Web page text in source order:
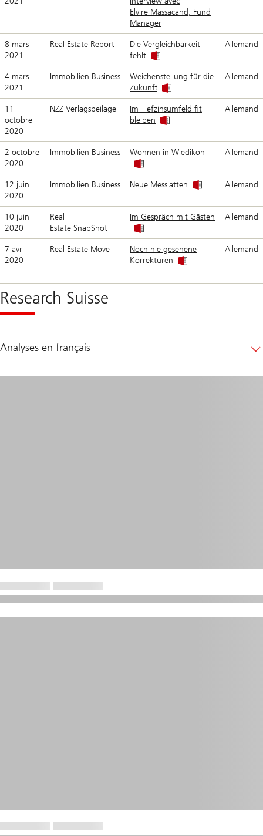
Elvire Massacand, Fund
Manager
8 mars
2021
Real Estate Report
Die Vergleichbarkeit
fehlt
Allemand
4 mars
2021
Immobilien Business
Weichenstellung für die
Zukunft
Allemand
11
octobre
2020
NZZ Verlagsbeilage
Im Tiefzinsumfeld fit
bleiben
Allemand
2 octobre
2020
Immobilien Business Wohnen in Wiedikon Allemand
12 juin
2020
Immobilien Business Neue Messlatten Allemand
10 juin
2020
Real
Estate SnapShot
Im Gespräch mit Gästen Allemand
7 avril
2020
Real Estate Move
Noch nie gesehene
Korrekturen
Allemand
Research Suisse
Analyses en français